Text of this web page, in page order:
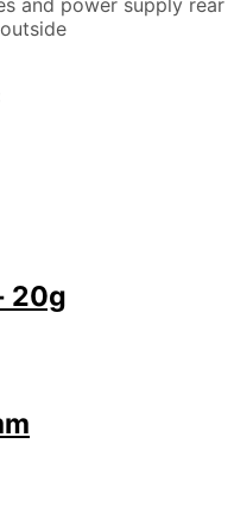
20g